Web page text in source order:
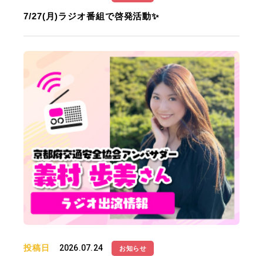
7/27(月)ラジオ番組で啓発活動✨
投稿日 2026.07.24 お知らせ